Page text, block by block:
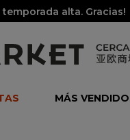
alta. Gracias!
MÁS